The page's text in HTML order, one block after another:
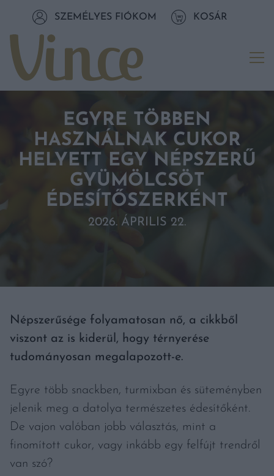
Tovább a tartalomhozSZEMÉLYES FIÓKOM KOSÁR
EGYRE TÖBBEN
HASZNÁLNAK CUKOR
HELYETT EGY NÉPSZERŰ
GYÜMÖLCSÖT
ÉDESÍTŐSZERKÉNT
2026. ÁPRILIS 22.
Népszerűsége folyamatosan nő, a cikkből
viszont az is kiderül, hogy térnyerése
tudományosan megalapozott-e.
Egyre több snackben, turmixban és süteményben
jelenik meg a datolya természetes édesítőként.
De vajon valóban jobb választás, mint a
finomított cukor, vagy inkább egy felfújt trendről
van szó?